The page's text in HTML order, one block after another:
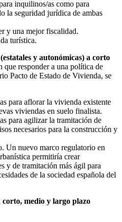
inquilinos/as como para
la seguridad jurídica de ambas
y una mejor fiscalidad.
turística.
y autonómicas) a corto
que responder a una política de
Pacto de Estado de Vivienda, se
para aflorar la vivienda existente
viviendas en suelo finalista.
para agilizar la tramitación de
necesarios para la construcción y
Un nuevo marco regulatorio en
permitiría crear
y de tramitación más ágil para
de la sociedad española del
corto, medio y largo plazo